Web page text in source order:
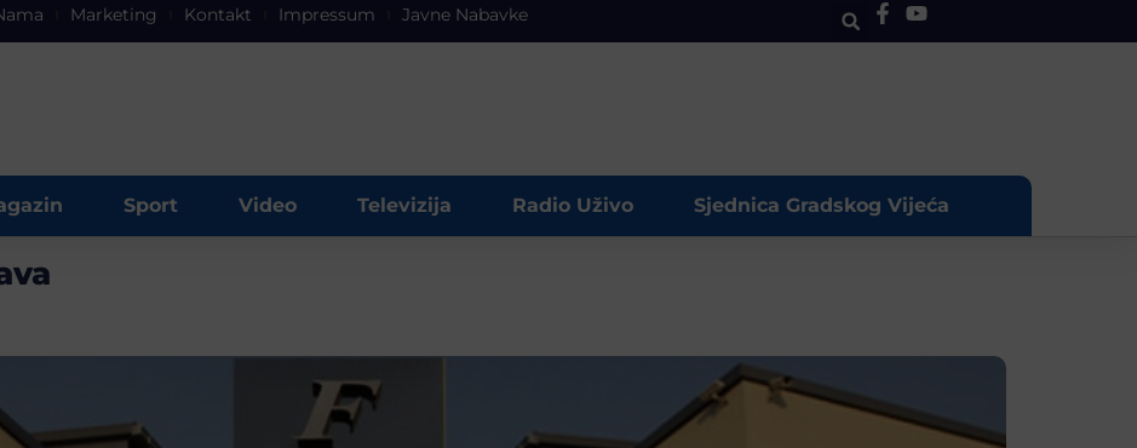
Marketing Kontakt Impressum Javne Nabavke
Sport Video Televizija Radio Uživo Sjednica Gradskog Vijeća